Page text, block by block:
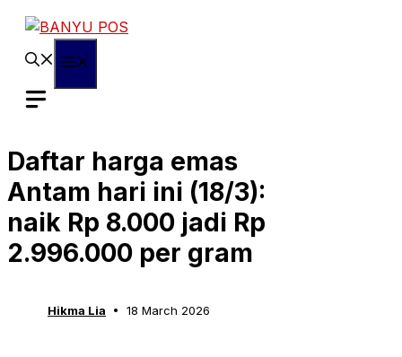
Skip
content
Daftar harga emas
Antam hari ini (18/3):
naik Rp 8.000 jadi Rp
2.996.000 per gram
Hikma Lia 18 March 2026